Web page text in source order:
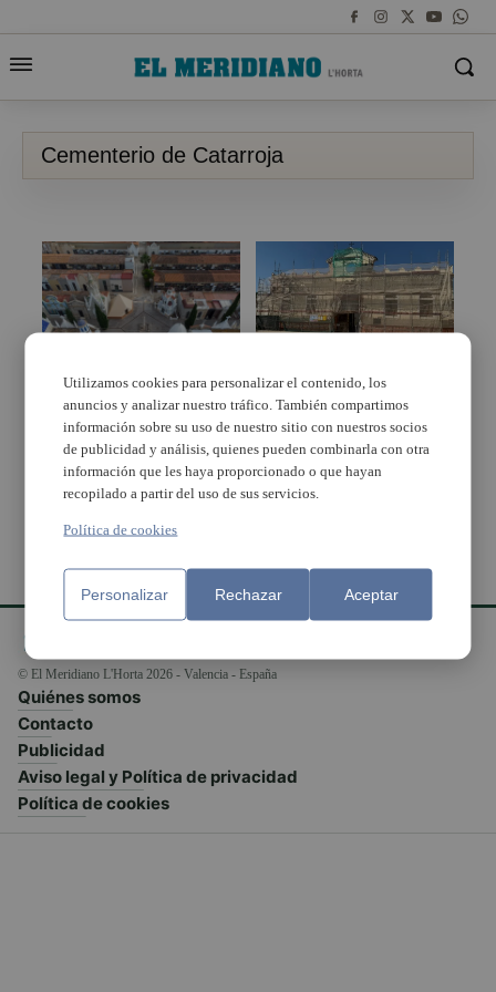
Cementerio de Catarroja
El cementeri de
Catarroja estrena
compte de twitter
Catarroja rep millores
interiors mentre
finalitza la
rehabilitación de la
seua façana
© El Meridiano L'Horta 2026 - Valencia - España
Quiénes somos
Contacto
Publicidad
Aviso legal y Política de privacidad
Política de cookies
Utilizamos cookies para personalizar el contenido, los
anuncios y analizar nuestro tráfico. También compartimos
información sobre su uso de nuestro sitio con nuestros socios
de publicidad y análisis, quienes pueden combinarla con otra
información que les haya proporcionado o que hayan
recopilado a partir del uso de sus servicios.
Política de cookies
Personalizar Rechazar Aceptar